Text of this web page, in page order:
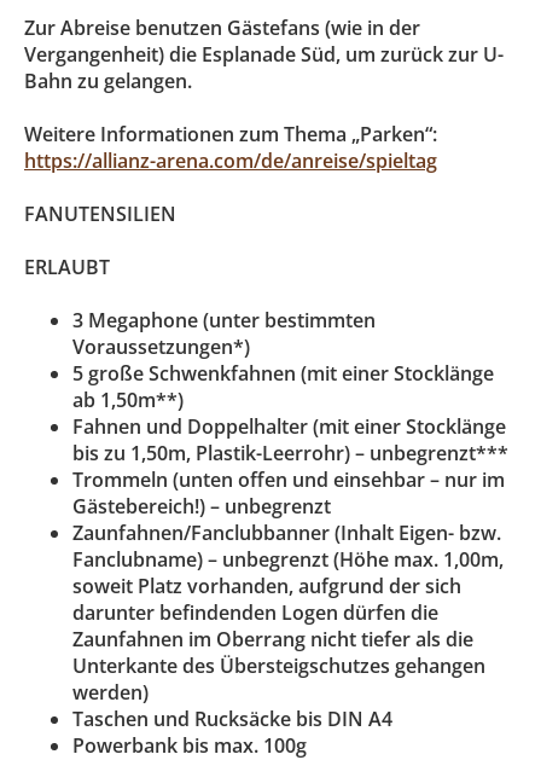
Zur Abreise benutzen Gästefans (wie in der
Vergangenheit) die Esplanade Süd, um zurück zur U-
Bahn zu gelangen.
Weitere Informationen zum Thema „Parken“:
https://allianz-arena.com/de/anreise/spieltag
FANUTENSILIEN
ERLAUBT
3 Megaphone (unter bestimmten
Voraussetzungen*)
5 große Schwenkfahnen (mit einer Stocklänge
ab 1,50m**)
Fahnen und Doppelhalter (mit einer Stocklänge
bis zu 1,50m, Plastik-Leerrohr) – unbegrenzt***
Trommeln (unten offen und einsehbar – nur im
Gästebereich!) – unbegrenzt
Zaunfahnen/Fanclubbanner (Inhalt Eigen- bzw.
Fanclubname) – unbegrenzt (Höhe max. 1,00m,
soweit Platz vorhanden, aufgrund der sich
darunter befindenden Logen dürfen die
Zaunfahnen im Oberrang nicht tiefer als die
Unterkante des Übersteigschutzes gehangen
werden)
Taschen und Rucksäcke bis DIN A4
Powerbank bis max. 100g